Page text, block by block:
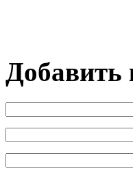
Добавить